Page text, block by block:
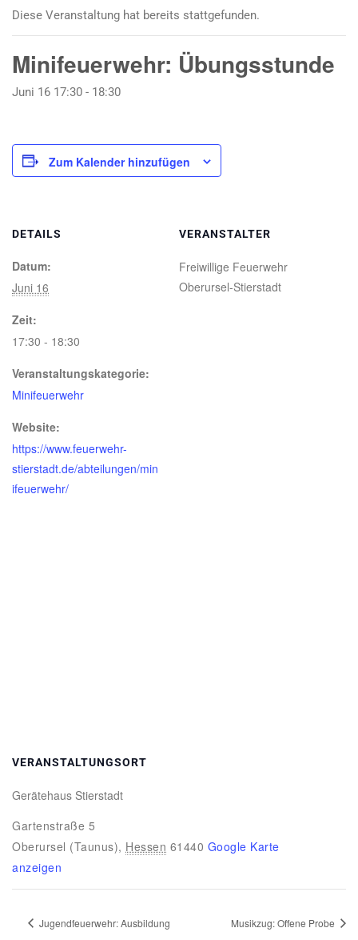
Diese Veranstaltung hat bereits stattgefunden.
Minifeuerwehr: Übungsstunde
Juni 16 17:30 - 18:30
Zum Kalender hinzufügen
DETAILS
Datum:
Juni 16
Zeit:
17:30 - 18:30
Veranstaltungskategorie:
Minifeuerwehr
Website:
https://www.feuerwehr-
stierstadt.de/abteilungen/min
ifeuerwehr/
VERANSTALTER
Freiwillige Feuerwehr
Oberursel-Stierstadt
VERANSTALTUNGSORT
Gerätehaus Stierstadt
Gartenstraße 5
Oberursel (Taunus), Hessen 61440 Google Karte
anzeigen
Jugendfeuerwehr: Ausbildung Musikzug: Offene Probe